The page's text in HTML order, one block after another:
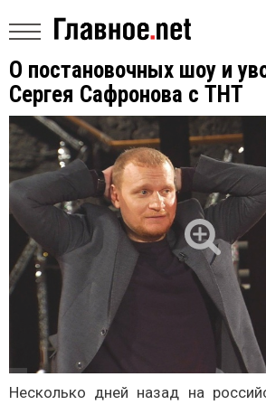
О постановочных шоу и
Сергея Сафронова с ТНТ
Несколько дней назад на